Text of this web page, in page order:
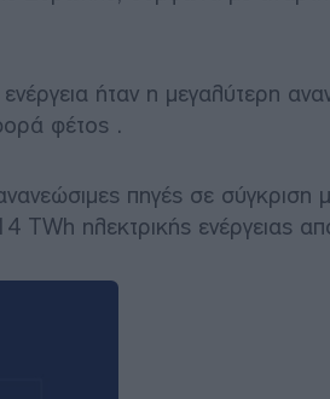
ήταν η μεγαλύτερη
φέτος .
πηγές σε σύγκριση
TWh ηλεκτρικής ενέργειας